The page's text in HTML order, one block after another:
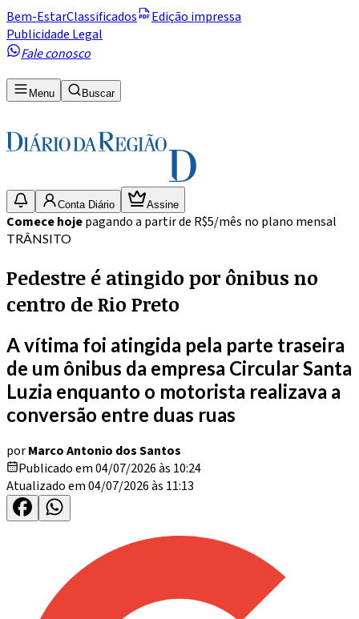
Bem-EstarClassificados
Edição impressa
Publicidade Legal
Fale conosco
Menu Buscar
Conta Diário Assine
Comece hojepagando a partir de R$5/mês no plano mensal
TRÂNSITO
Pedestre é atingido por ônibus no
centro de Rio Preto
A vítima foi atingida pela parte traseira
de um ônibus da empresa Circular Santa
Luzia enquanto o motorista realizava a
conversão entre duas ruas
porMarco Antonio dos Santos
Publicado em 04/07/2026 às 10:24
Atualizado em 04/07/2026 às 11:13